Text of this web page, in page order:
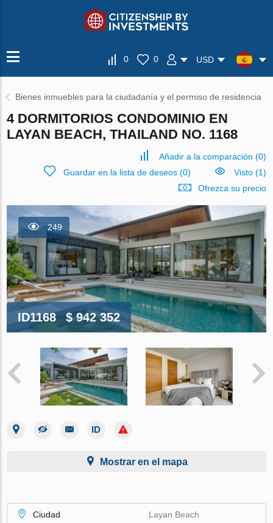
0 0 USD
Bienes inmuebles para la ciudadanía y el permiso de residencia
4 DORMITORIOS CONDOMINIO EN
LAYAN BEACH, THAILAND NO. 1168
Añadir a la comparación (0)
Guardar en la lista de deseos(0)
Visto (1)
Ofrezca su precio
249
ID1168 $ 942 352
Mostrar en el mapa
Ciudad
Layan Beach